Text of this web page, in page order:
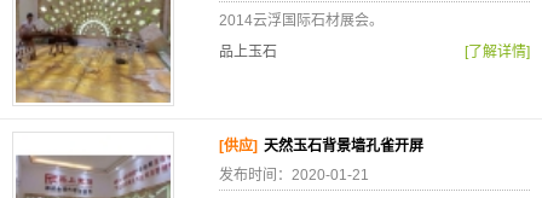
2014云浮国际石材展会。
品上玉石
[了解详情]
[供应] 天然玉石背景墙孔雀开屏
发布时间：2020-01-21